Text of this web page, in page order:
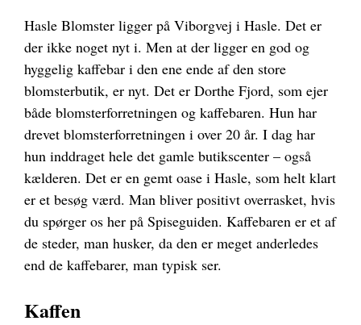
Hasle Blomster ligger på Viborgvej i Hasle. Det er
der ikke noget nyt i. Men at der ligger en god og
hyggelig kaffebar i den ene ende af den store
blomsterbutik, er nyt. Det er Dorthe Fjord, som ejer
både blomsterforretningen og kaffebaren. Hun har
drevet blomsterforretningen i over 20 år. I dag har
hun inddraget hele det gamle butikscenter – også
kælderen. Det er en gemt oase i Hasle, som helt klart
er et besøg værd. Man bliver positivt overrasket, hvis
du spørger os her på Spiseguiden. Kaffebaren er et af
de steder, man husker, da den er meget anderledes
end de kaffebarer, man typisk ser.
Kaffen